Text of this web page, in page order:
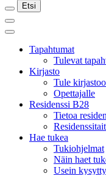
Etsi
Etsi
Etsi
Päävalikko
Sulje
päävalikkoTapahtumat
Tulevat
Kirjasto
Tule
Opettajalle
Residenssi B28
Tietoa
Hae tukea
Tukiohjelmat
Näin haet
Usein